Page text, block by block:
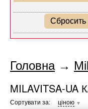
Сбросить
Головна→
MILAVITSA-UA
Сортувати за: ціною ▼